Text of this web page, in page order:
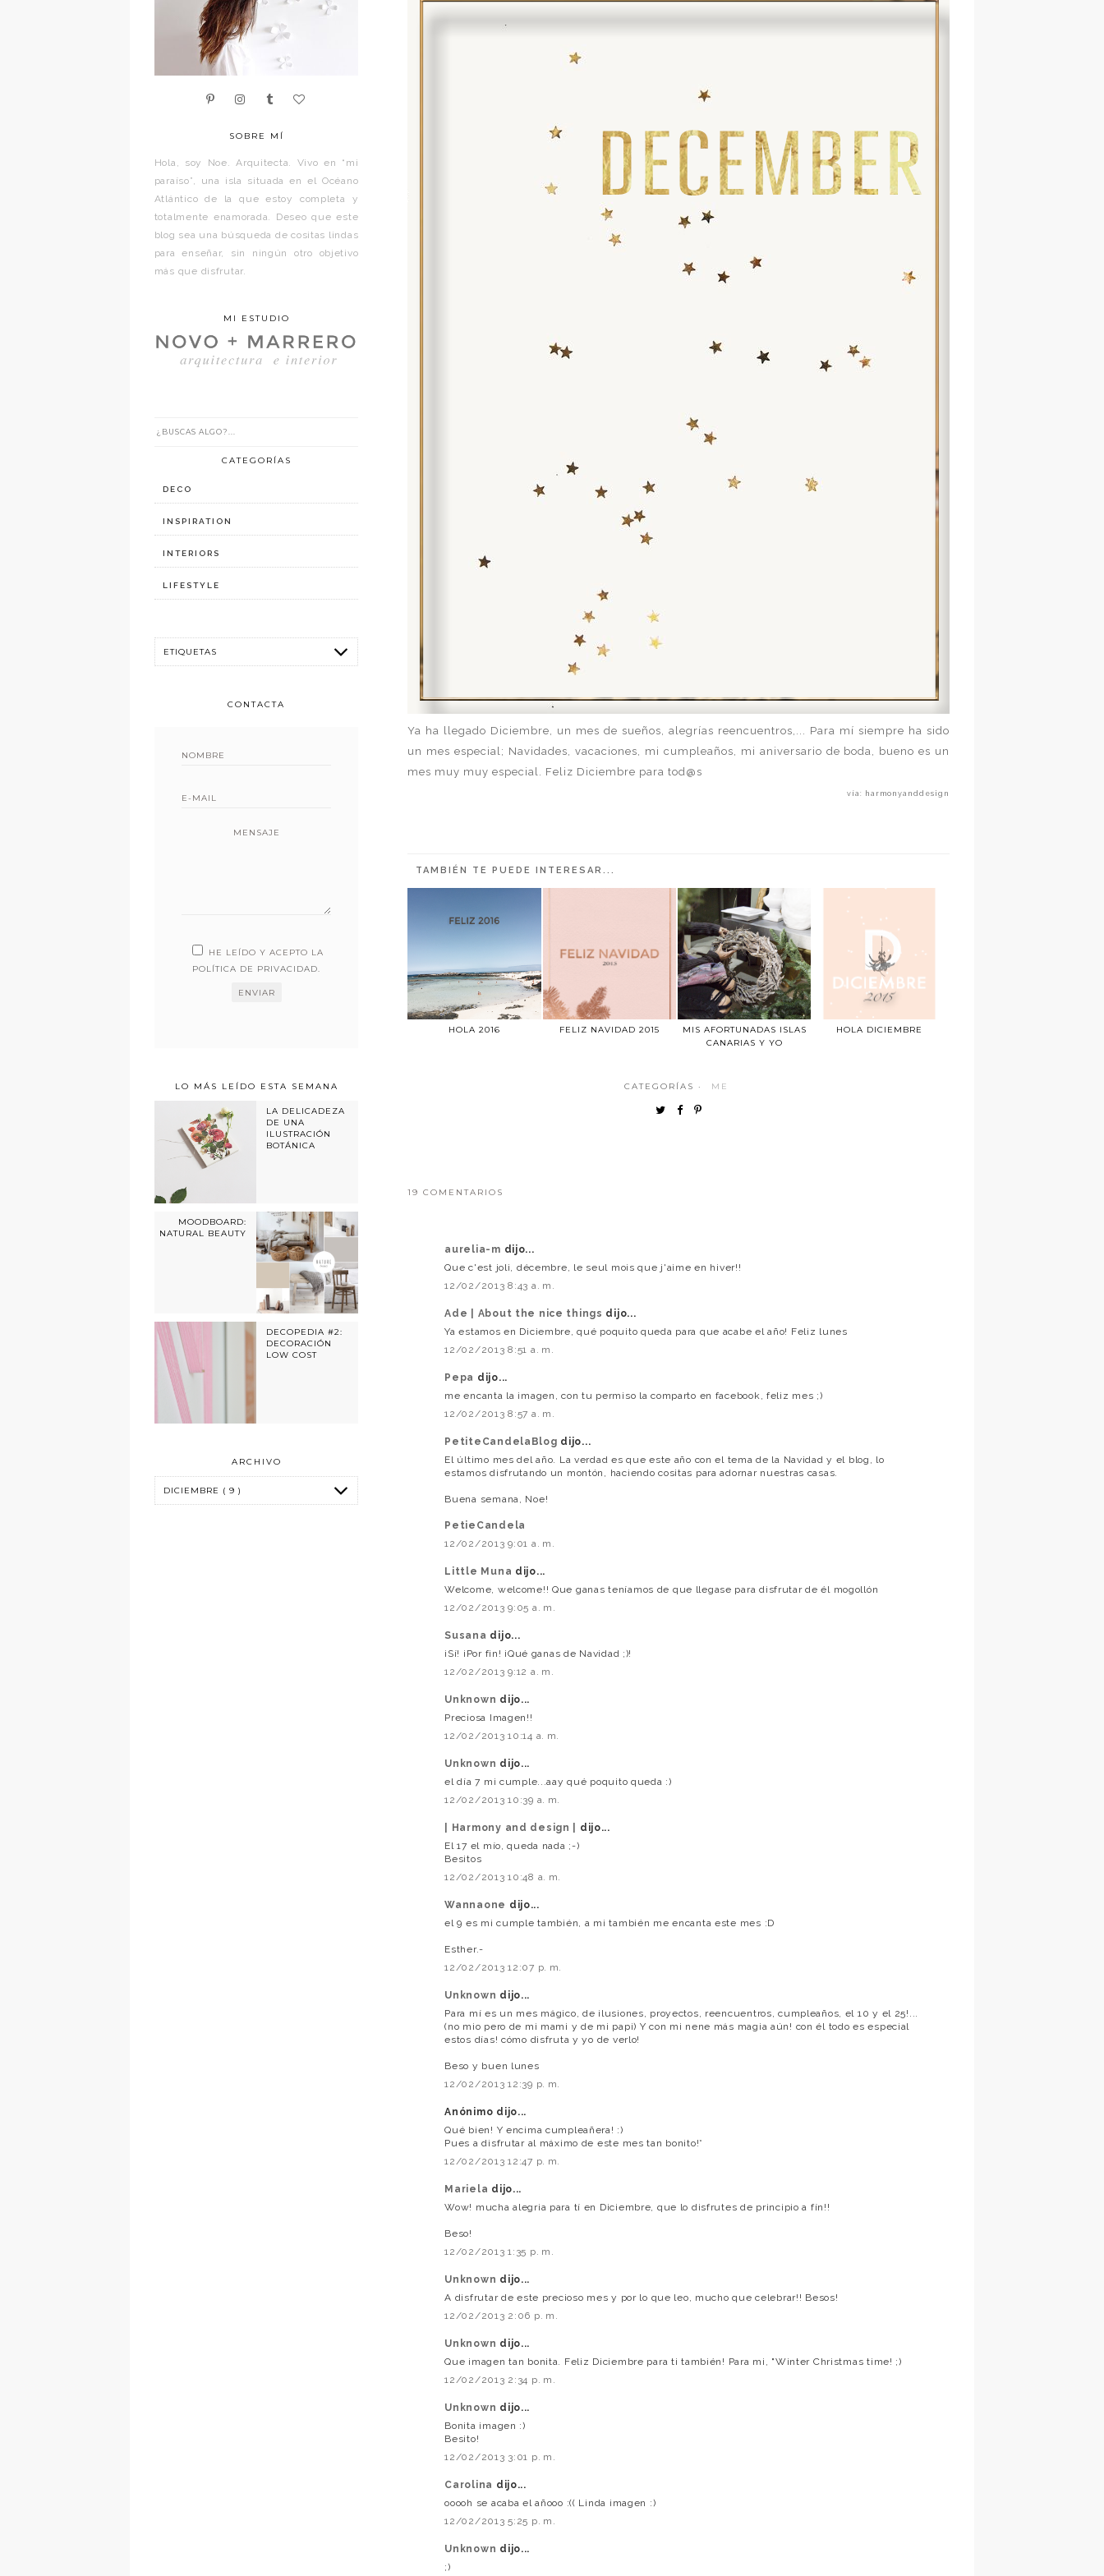
Ya ha llegado Diciembre, un mes de sueños, alegrías reencuentros,... Para mí siempre ha sido
un mes especial; Navidades, vacaciones, mi cumpleaños, mi aniversario de boda, bueno es un
mes muy muy especial. Feliz Diciembre para tod@s
vía: harmonyanddesign
TAMBIÉN TE PUEDE INTERESAR...
HOLA 2016 FELIZ NAVIDAD 2015
MIS AFORTUNADAS ISLAS
CANARIAS Y YO
HOLA DICIEMBRE
CATEGORÍAS · ME
19 COMENTARIOS
aurelia-m dijo...
Que c'est joli, décembre, le seul mois que j'aime en hiver!!
12/02/2013 8:43 a. m.
Ade | About the nice things dijo...
Ya estamos en Diciembre, qué poquito queda para que acabe el año! Feliz lunes
12/02/2013 8:51 a. m.
Pepa dijo...
me encanta la imagen, con tu permiso la comparto en facebook, feliz mes ;)
12/02/2013 8:57 a. m.
PetiteCandelaBlog dijo...
El último mes del año. La verdad es que este año con el tema de la Navidad y el blog, lo
estamos disfrutando un montón, haciendo cositas para adornar nuestras casas.
Buena semana, Noe!
PetieCandela
12/02/2013 9:01 a. m.
Little Muna dijo...
Welcome, welcome!! Que ganas teníamos de que llegase para disfrutar de él mogollón
12/02/2013 9:05 a. m.
Susana dijo...
¡Sí! ¡Por fin! ¡Qué ganas de Navidad ;)!
12/02/2013 9:12 a. m.
Unknown dijo...
Preciosa Imagen!!
12/02/2013 10:14 a. m.
Unknown dijo...
el día 7 mi cumple...aay qué poquito queda :)
12/02/2013 10:39 a. m.
| Harmony and design | dijo...
El 17 el mío, queda nada ;-)
Besitos
12/02/2013 10:48 a. m.
Wannaone dijo...
el 9 es mi cumple también, a mi también me encanta este mes :D
Esther.-
12/02/2013 12:07 p. m.
Unknown dijo...
Para mí es un mes mágico, de ilusiones, proyectos, reencuentros, cumpleaños, el 10 y el 25!...
(no mio pero de mi mami y de mi papi) Y con mi nene más magia aún! con él todo es especial
estos días! cómo disfruta y yo de verlo!
Beso y buen lunes
12/02/2013 12:39 p. m.
Anónimo dijo...
Qué bien! Y encima cumpleañera! :)
Pues a disfrutar al máximo de este mes tan bonito!*
12/02/2013 12:47 p. m.
Mariela dijo...
Wow! mucha alegria para tí en Diciembre, que lo disfrutes de principio a fín!!
Beso!
12/02/2013 1:35 p. m.
Unknown dijo...
A disfrutar de este precioso mes y por lo que leo, mucho que celebrar!! Besos!
12/02/2013 2:06 p. m.
Unknown dijo...
Que imagen tan bonita. Feliz Diciembre para ti también! Para mi, "Winter Christmas time! ;)
12/02/2013 2:34 p. m.
Unknown dijo...
Bonita imagen :)
Besito!
12/02/2013 3:01 p. m.
Carolina dijo...
ooooh se acaba el añooo :(( Linda imagen :)
12/02/2013 5:25 p. m.
Unknown dijo...
;)
SOBRE MÍ
Hola, soy Noe. Arquitecta. Vivo en “mi
paraíso”, una isla situada en el Océano
Atlántico de la que estoy completa y
totalmente enamorada. Deseo que este
blog sea una búsqueda de cositas lindas
para enseñar, sin ningún otro objetivo
más que disfrutar.
MI ESTUDIO
CATEGORÍAS
DECO
INSPIRATION
INTERIORS
LIFESTYLE
CONTACTA
MENSAJE
HE LEÍDO Y ACEPTO LA
POLÍTICA DE PRIVACIDAD.
LO MÁS LEÍDO ESTA SEMANA
LA DELICADEZA
DE UNA
ILUSTRACIÓN
BOTÁNICA
MOODBOARD:
NATURAL BEAUTY
DECOPEDIA #2:
DECORACIÓN
LOW COST
ARCHIVO